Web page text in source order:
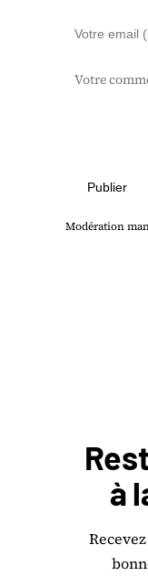
Publier
Modération
à